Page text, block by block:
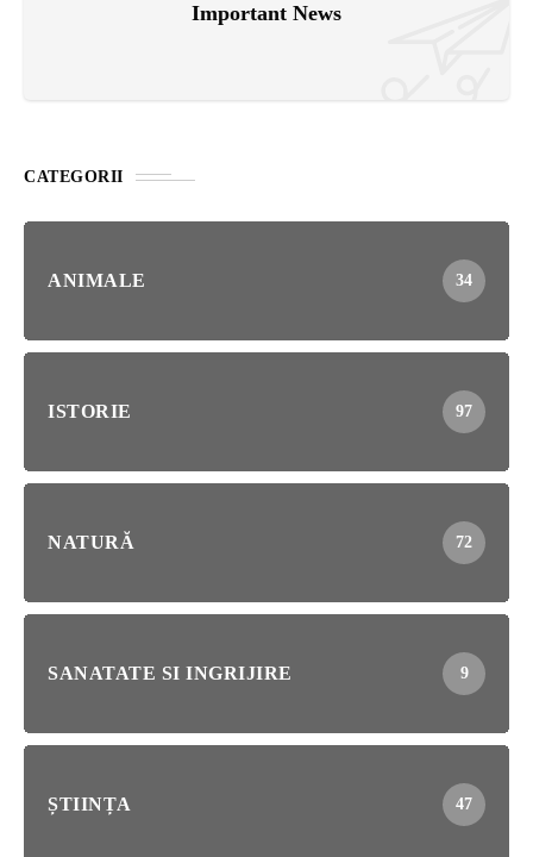
Important News
CATEGORII
ANIMALE 34
ISTORIE 97
NATURĂ 72
SANATATE SI INGRIJIRE 9
ȘTIINȚA 47